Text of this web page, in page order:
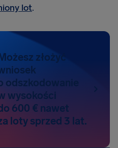
lot.
złożyć
odszkodowanie
wysokości
600 € nawet
loty sprzed 3 lat.